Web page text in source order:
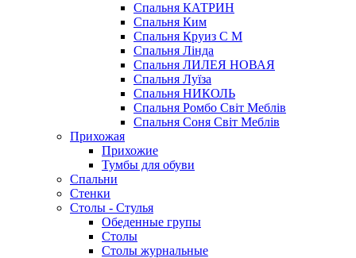
Спальня КАТРИН
Спальня Ким
Спальня Круиз С М
Спальня Лінда
Спальня ЛИЛЕЯ НОВАЯ
Спальня Луїза
Спальня НИКОЛЬ
Спальня Ромбо Світ Меблів
Спальня Соня Світ Меблів
Прихожая
Прихожие
Тумбы для обуви
Спальни
Стенки
Столы - Стулья
Обеденные групы
Столы
Столы журнальные